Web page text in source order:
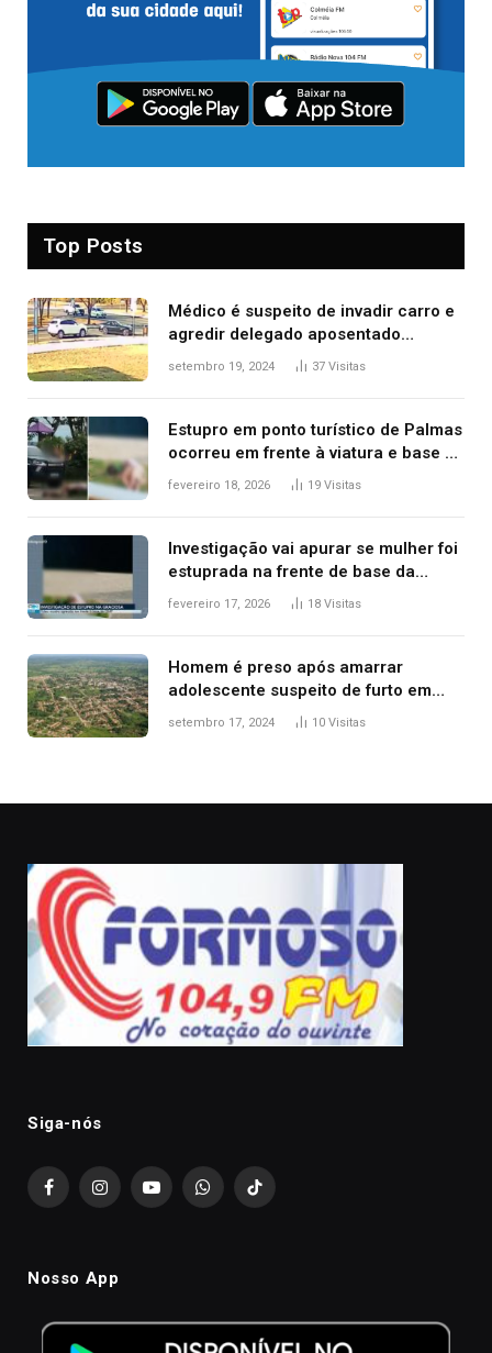
Top Posts
Médico é suspeito de invadir carro e
agredir delegado aposentado
durante confusão no trânsito
setembro 19, 2024 37 Visitas
Estupro em ponto turístico de Palmas
ocorreu em frente à viatura e base de
segurança; polícia investiga
fevereiro 18, 2026 19 Visitas
Investigação vai apurar se mulher foi
estuprada na frente de base da
Guarda Metropolitana de Palmas, diz
fevereiro 17, 2026 18 Visitas
Homem é preso após amarrar
adolescente suspeito de furto em
estaca de cerca e agredi-lo
setembro 17, 2024 10 Visitas
Siga-nós
FacebookInstagramYouTubeWhatsAppTikTok
Nosso App